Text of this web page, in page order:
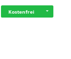
Kostenfrei